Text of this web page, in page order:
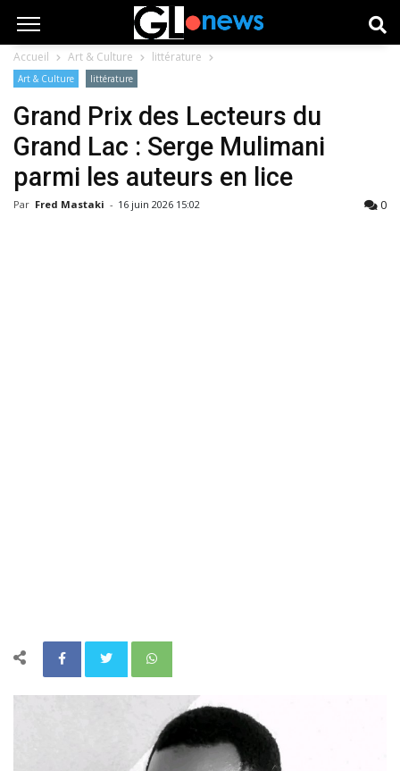
Accueil Art & Culture littérature
Art & Culture littérature
Grand Prix des Lecteurs du
Grand Lac : Serge Mulimani
parmi les auteurs en lice
Par Fred Mastaki - 16 juin 2026 15:02 0